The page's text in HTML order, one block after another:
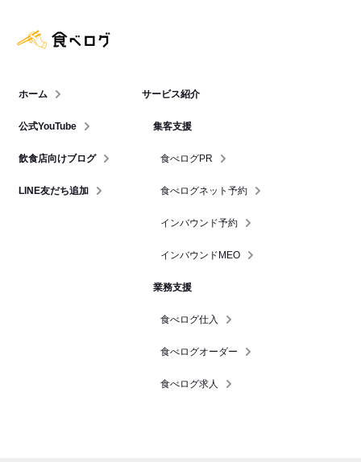
ホーム
公式YouTube
飲食店向けブログ
LINE友だち追加
サービス紹介
集客支援
食べログPR
食べログネット予約
インバウンド予約
インバウンドMEO
業務支援
食べログ仕入
食べログオーダー
食べログ求人